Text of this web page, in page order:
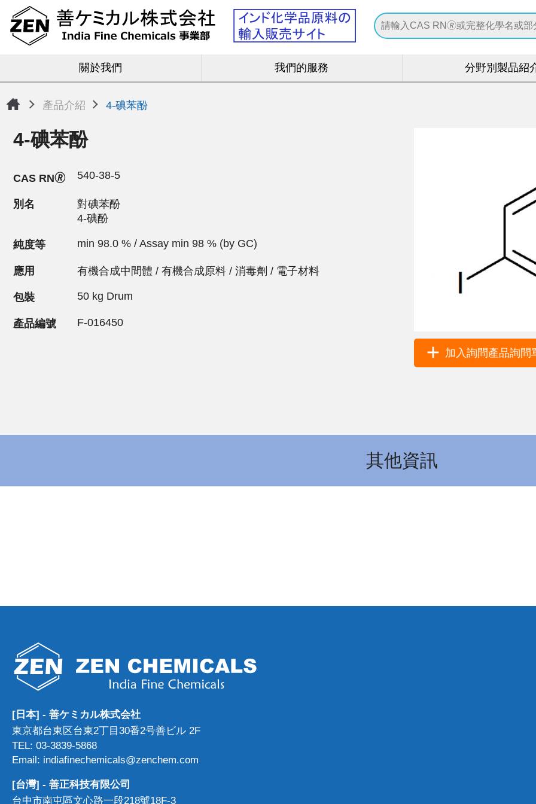
關於我們 我們的服務 分野別製品紹
產品介紹 4-碘苯酚
加入詢問產品詢問
4-碘苯酚
CAS RN🄬 540-38-5
別名
對碘苯酚
4-碘酚
純度等 min 98.0 % / Assay min 98 % (by GC)
應用 有機合成中間體 / 有機合成原料 / 消毒劑 / 電子材料
包裝 50 kg Drum
產品編號 F-016450
其他資訊
[日本] - 善ケミカル株式会社
東京都台東区台東2丁目30番2号善ビル 2F
TEL: 03-3839-5868
Email: indiafinechemicals@zenchem.com
[台灣] - 善正科技有限公司
台中市南屯區文心路一段218號18F-3